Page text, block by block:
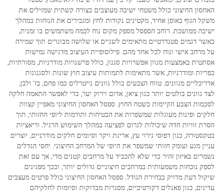
האחסון החיצוני כולל משטחי ישיבה מעוצבים בצורה קשתית שמזילים את
משקל הגוף באופן אחיד, מקטינים נקודות לחץ ומגבירים את הנוחות במהלך
ישיבה ממושכת. רוחב הספסל מספק מקום נוח לכמה משתמשים בו זמנית,
כאשר דגמים סטנדרטיים מתאימים לשניים או שלושה מבוגרים תוך שמירה
על מרחב אישי ונוח לכל אחד מהם. פילוסופיית העיצוב מדגישה גמישות
אסתטית באמצעות מגוון אפשרויות סגנון, כולל פרשנויות מודרניות, מסורתיות,
כפריות ומודרניות, אשר מתאימות לתמותות עיצוב חוץ שונות ולסגנונות
אדריכליים מגוונים. טווח הצבעים כולל גוונים נייטרלים כמו פחם, בז' ולבן,
לצד גוונים בולטים יותר כגון ציאן, אדום וירוק יער, כדי לאפשר התאמה חלקה
לסכמות הצבע הקיימות בשטח החוץ. ספסל האחסון החיצוני מאפיין קצוות
חלקים ופינות מעוגלות שמשפרות את הבטיחות ותורמות ליופי החזותי, תוך
הסרת זוויות חדה שיכולות לגרום לפציעה במהלך השימוש הרגיל. וריאציות
בטקסטורה, כגון דפוסי גירוי עץ, אריגת ויקר וסיומים חלקים מודרניים, יוצרים
עניין מגע ועומק חזותי שמשפר את היופי של המרחב החיצוני. יחסי הגדלים
נשמרים באיזון זהיר כדי שלא להכביד על מרחבים קטנים מדי, אך עם זאת
לספק נוכחות משמעותית במרחבים חיצוניים גדולים יותר, ובכך מפגינים
שיקול דעת מדויק בבחירת הגודל. ספסל האחסון החיצוני כולל פרטים מעצבים
עדינים, כגון פאנלים דקורטיביים, מסגרות מבדוקות וסיומות לחלקיהם